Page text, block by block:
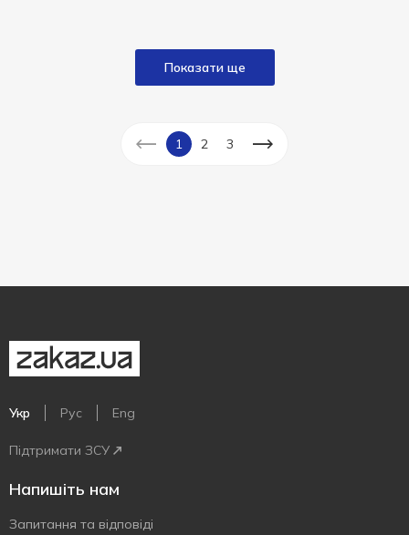
Показати ще
1 2 3
Укр Рус Eng
Підтримати ЗСУ
Напишіть нам
Запитання та відповіді